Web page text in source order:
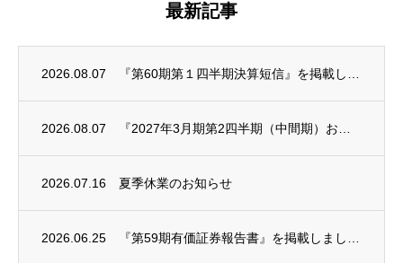
最新記事
2026.08.07
2026.08.07
2026.07.16 夏季休業のお知らせ
2026.06.25